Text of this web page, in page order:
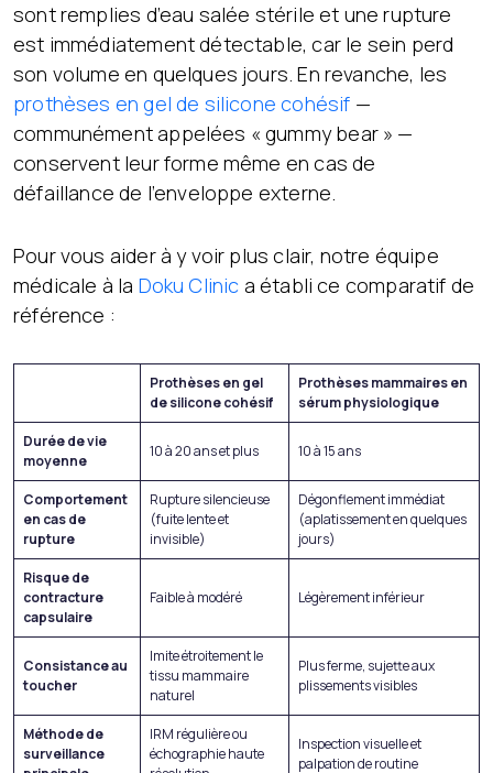
sont remplies d’eau salée stérile et une rupture
est immédiatement détectable, car le sein perd
son volume en quelques jours. En revanche, les
prothèses en gel de silicone cohésif —
communément appelées « gummy bear » —
conservent leur forme même en cas de
défaillance de l’enveloppe externe.
Pour vous aider à y voir plus clair, notre équipe
médicale à la Doku Clinic a établi ce comparatif de
référence :
Prothèses en gel
de silicone cohésif
Prothèses mammaires en
sérum physiologique
Durée de vie
moyenne
10 à 20 ans et plus 10 à 15 ans
Comportement
en cas de
rupture
Rupture silencieuse
(fuite lente et
invisible)
Dégonflement immédiat
(aplatissement en quelques
jours)
Risque de
contracture
capsulaire
Faible à modéré Légèrement inférieur
Consistance au
toucher
Imite étroitement le
tissu mammaire
naturel
Plus ferme, sujette aux
plissements visibles
Méthode de
surveillance
IRM régulière ou
échographie haute
Inspection visuelle et
palpation de routine